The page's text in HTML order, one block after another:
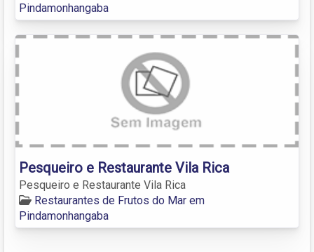
Pindamonhangaba
Pesqueiro e Restaurante Vila Rica
Pesqueiro e Restaurante Vila Rica
Restaurantes de Frutos do Mar em
Pindamonhangaba